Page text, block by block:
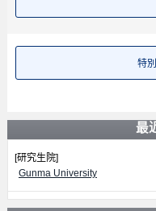
特
最
[研究生院]
Gunma University